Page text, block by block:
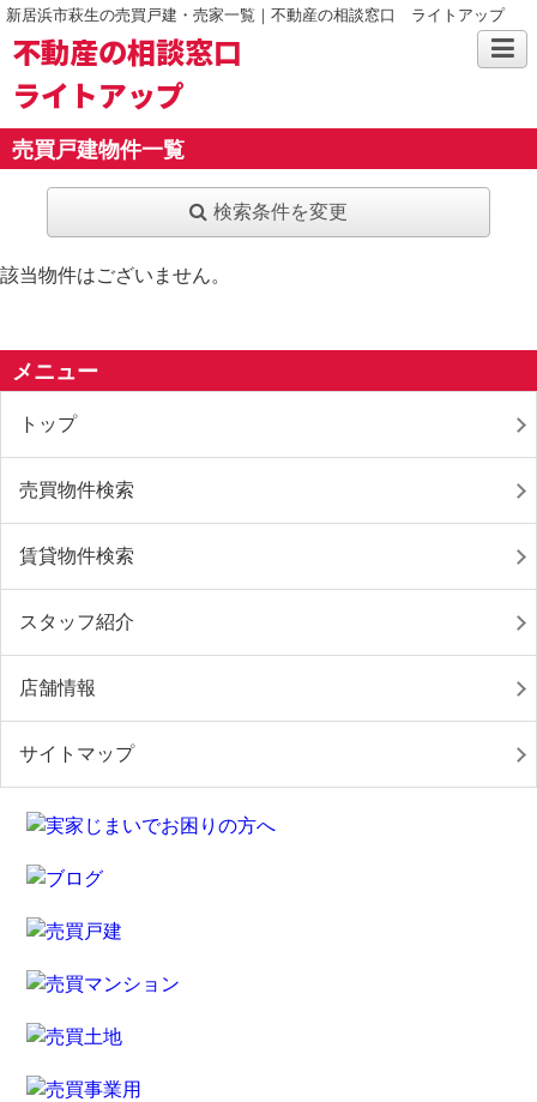
新居浜市萩生の売買戸建・売家一覧｜不動産の相談窓口 ライトアップ
不動産の相談窓口
ライトアップ
売買戸建物件一覧
検索条件を変更
該当物件はございません。
メニュー
トップ
売買物件検索
賃貸物件検索
スタッフ紹介
店舗情報
サイトマップ